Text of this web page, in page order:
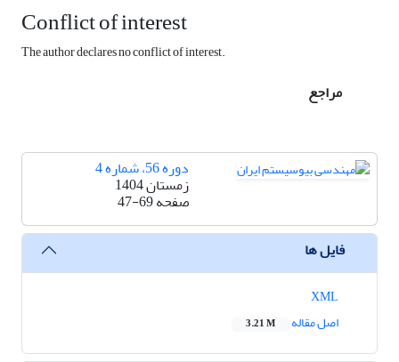
Conflict of interest
The author declares no conflict of interest.
مراجع
دوره 56، شماره 4
زمستان 1404
صفحه47-69
فایل ها
اصل مقاله
3.21 M